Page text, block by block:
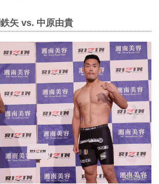
矢 vs. 中原由貴